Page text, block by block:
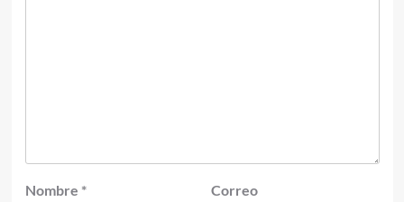
Nombre *
Correo